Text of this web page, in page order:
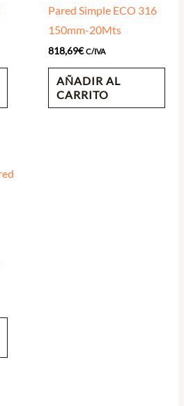
Pared Simple ECO 316
150mm-20Mts
818,69€ C/IVA
AÑADIR AL
CARRITO